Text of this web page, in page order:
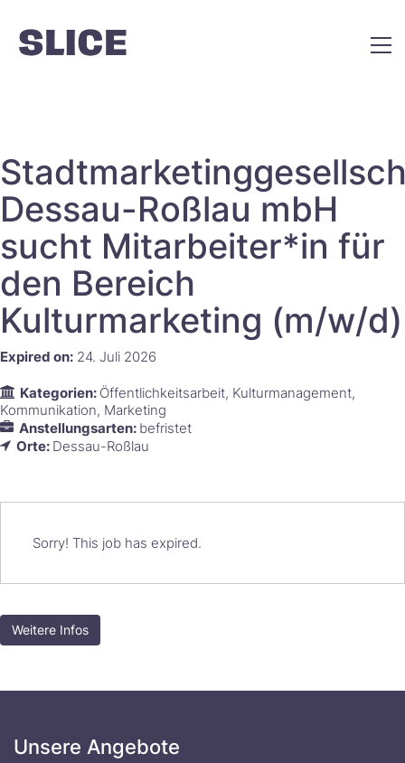
Dessau-Roßlau mbH
sucht Mitarbeiter*in für
den Bereich
Kulturmarketing (m/w/d)​‌‌‌‌‌​​‌‌‌‌‌
Expired on: 24. Juli 2026
Kategorien: Öffentlichkeitsarbeit Kulturmanagement
Kommunikation Marketing
Anstellungsarten: befristet
Orte: Dessau-Roßlau
Sorry! This job has expired.
Weitere Infos
Unsere Angebote